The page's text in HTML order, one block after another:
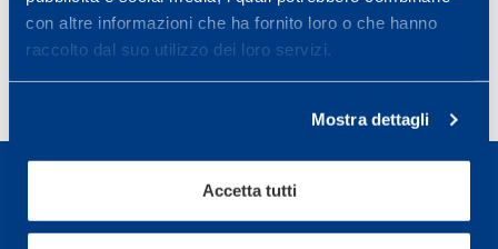
con altre informazioni che ha fornito loro o che hanno
raccolto dal suo utilizzo dei loro servizi.
Mostra dettagli
Accetta tutti
Previous page
Page… Page
26 Page